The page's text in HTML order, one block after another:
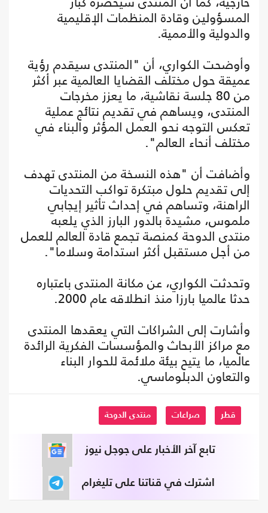
المسؤولين وقادة المنظمات الإقليمية
والدولية والأممية.
وأوضحت الكواري، أن "المنتدى سيقدم رؤية
عميقة حول مختلف القضايا العالمية عبر أكثر
من 80 جلسة نقاشية، ما يعزز مخرجات
المنتدى، ويساهم في تقديم نتائج عملية
تعكس التوجه نحو العمل المؤثر والبناء في
مختلف أنحاء العالم".
وأضافت أن "هذه النسخة من المنتدى تهدف
إلى تقديم حلول مبتكرة تواكب التحديات
الراهنة، وتساهم في إحداث تأثير إيجابي
ملموس، مشيدة بالدور البارز الذي يلعبه
منتدى الدوحة كمنصة تجمع قادة العالم للعمل
من أجل مستقبل أكثر استدامة وسلاما".
وتحدثت الكواري، عن مكانة المنتدى باعتباره
حدثا عالميا بارزا منذ انطلاقه عام 2000.
وأشارت إلى الشراكات التي يعقدها المنتدى
مع مراكز الأبحاث والمؤسسات الفكرية الرائدة
عالميا، ما يتيح بيئة ملائمة للحوار البناء
والتعاون الدبلوماسي.
قطر صراعات منتدى الدوحة
تابع آخر الأخبار على جوجل نيوز
اشترك في قناتنا على تليغرام